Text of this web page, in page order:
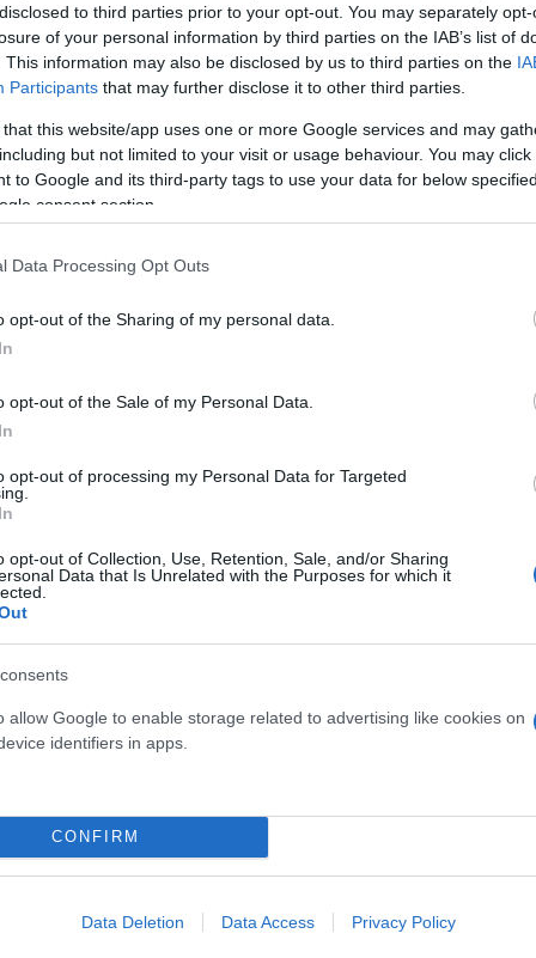
to third parties prior to your opt-out. You may separately
of your personal information by third parties on the IAB’s list of
This information may also be disclosed by us to third parties on the
Participants that may further disclose it to other third parties.
that this website/app uses one or more Google services and may
but not limited to your visit or usage behaviour. You may
to Google and its third-party tags to use your data for below
consent section.
Data Processing Opt Outs
opt-out of the Sharing of my personal data.
opt-out of the Sale of my Personal Data.
opt-out of processing my Personal Data for Targeted
opt-out of Collection, Use, Retention, Sale, and/or Sharing
Data that Is Unrelated with the Purposes for which it
allow Google to enable storage related to advertising like cookies on
identifiers in apps.
CONFIRM
Data Deletion Data Access Privacy Policy
Αρμενία για κατάφωρη παραβίαση της
ενός στρατιώτη. Επιπλέον, το Μπακού
επιχείρησαν να καταλάβουν έναν λόφο σε
δυνάμεων.
παράνομων αρμενικών ενόπλων σχηματισμών
οποία ζητείται από όλα τα αρμενικά
αντίμετρα.
το Αζερμπαϊτζάν για παραβίαση της
των ρωσικών ειρηνευτικών δυνάμεων. Το
την επιθετική συμπεριφορά και τις
άμεσο τερματισμό των εχθροπραξιών και
Καραμπάχ είχαν κηρύξει μερική επιστράτευση.
παραβίαση της εκεχειρίας, σημειώνοντας πως
της κατάστασης στην έκρυθμη περιοχή.
μάχες δυνάμεων της Αρμενίας και του
Καραμπάχ, ανέφερε χθες ο εκπρόσωπος της
εντάσεις και να αποτραπεί η περαιτέρω